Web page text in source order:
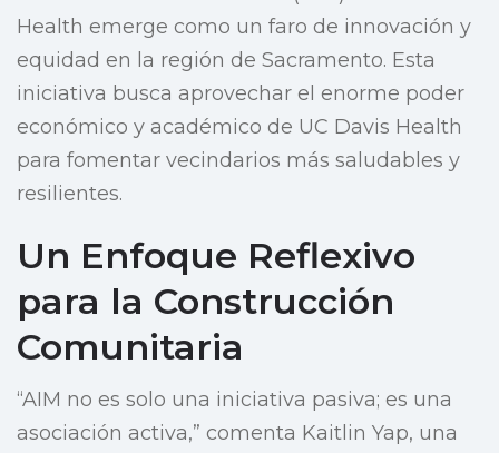
Health emerge como un faro de innovación y
equidad en la región de Sacramento. Esta
iniciativa busca aprovechar el enorme poder
económico y académico de UC Davis Health
para fomentar vecindarios más saludables y
resilientes.
Un Enfoque Reflexivo
para la Construcción
Comunitaria
“AIM no es solo una iniciativa pasiva; es una
asociación activa,” comenta Kaitlin Yap, una